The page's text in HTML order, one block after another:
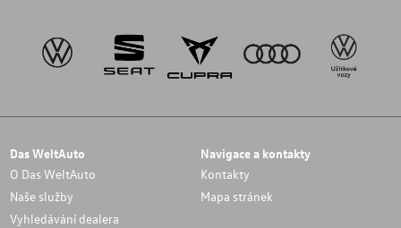
Das WeltAuto
O Das WeltAuto
Naše služby
Vyhledávání dealera
Navigace a kontakty
Kontakty
Mapa stránek